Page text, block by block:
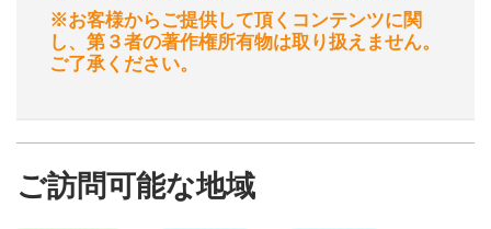
※お客様からご提供して頂くコンテンツに関
し、第３者の著作権所有物は取り扱えません。
ご了承ください。
ご訪問可能な地域